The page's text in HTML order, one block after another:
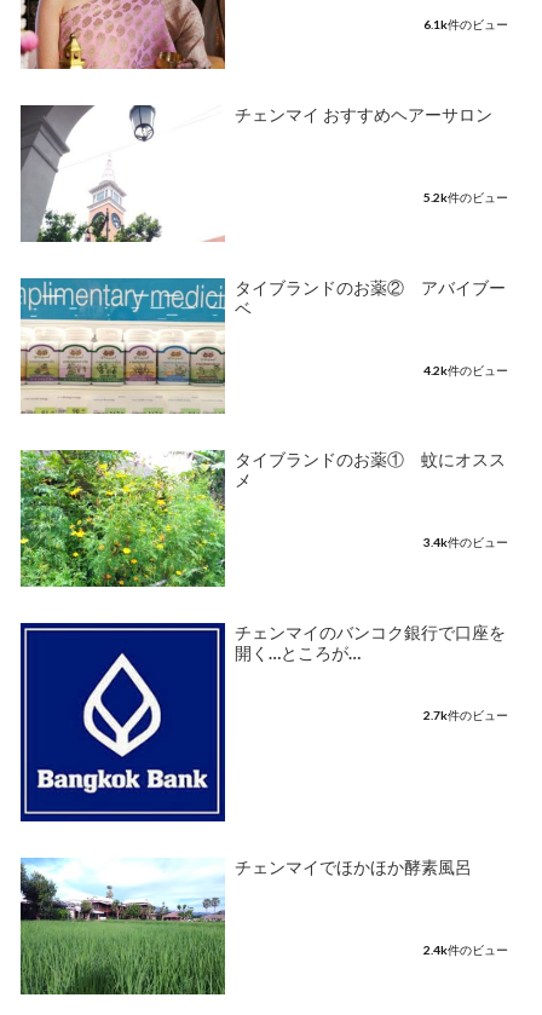
6.1k件のビュー
チェンマイ おすすめヘアーサロン
5.2k件のビュー
タイブランドのお薬② アバイブー
ベ
4.2k件のビュー
タイブランドのお薬① 蚊にオスス
メ
3.4k件のビュー
チェンマイのバンコク銀行で口座を
開く…ところが…
2.7k件のビュー
チェンマイでほかほか酵素風呂
2.4k件のビュー